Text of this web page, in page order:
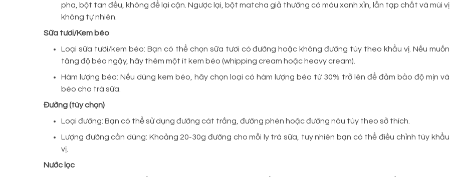
pha, bột tan đều, không để lại cặn. Ngược lại, bột matcha giả thường có màu xanh xỉn, lẫn tạp chất và mùi vị
không tự nhiên.
Sữa tươi/Kem béo
Loại sữa tươi/kem béo: Bạn có thể chọn sữa tươi có đường hoặc không đường tùy theo khẩu vị. Nếu muốn
tăng độ béo ngậy, hãy thêm một ít kem béo (whipping cream hoặc heavy cream).
Hàm lượng béo: Nếu dùng kem béo, hãy chọn loại có hàm lượng béo từ 30% trở lên để đảm bảo độ mịn và
béo cho trà sữa.
Đường (tùy chọn)
Loại đường: Bạn có thể sử dụng đường cát trắng, đường phèn hoặc đường nâu tùy theo sở thích.
Lượng đường cần dùng: Khoảng 20-30g đường cho mỗi ly trà sữa, tuy nhiên bạn có thể điều chỉnh tùy khẩu
vị.
Nước lọc